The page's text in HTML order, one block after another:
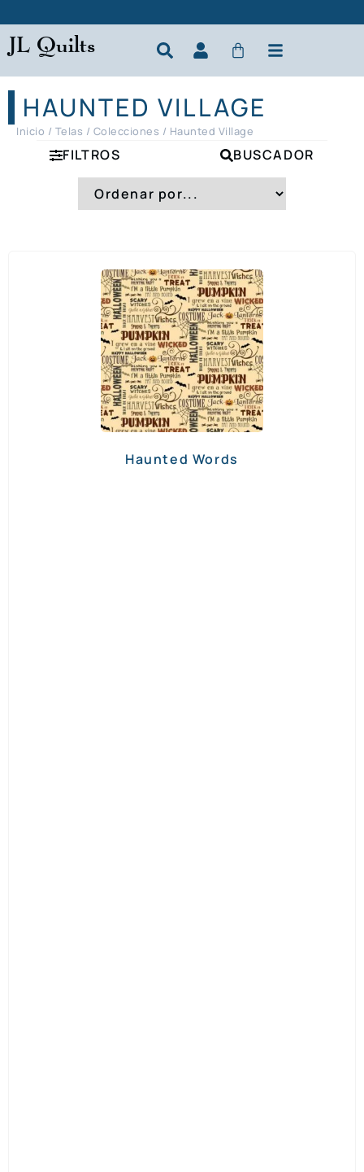
JL Quilts
HAUNTED VILLAGE
Inicio / Telas / Colecciones / Haunted Village
FILTROS BUSCADOR
Haunted Words